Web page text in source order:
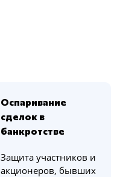
Оспаривание
сделок в
банкротстве
Защита участников и
акционеров, бывших